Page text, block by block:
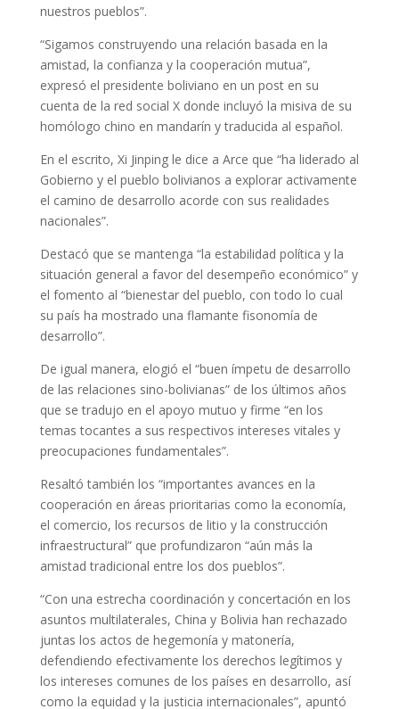
nuestros pueblos”.
“Sigamos construyendo una relación basada en la
amistad, la confianza y la cooperación mutua”,
expresó el presidente boliviano en un post en su
cuenta de la red social X donde incluyó la misiva de su
homólogo chino en mandarín y traducida al español.
En el escrito, Xi Jinping le dice a Arce que “ha liderado al
Gobierno y el pueblo bolivianos a explorar activamente
el camino de desarrollo acorde con sus realidades
nacionales”.
Destacó que se mantenga “la estabilidad política y la
situación general a favor del desempeño económico” y
el fomento al “bienestar del pueblo, con todo lo cual
su país ha mostrado una flamante fisonomía de
desarrollo”.
De igual manera, elogió el “buen ímpetu de desarrollo
de las relaciones sino-bolivianas” de los últimos años
que se tradujo en el apoyo mutuo y firme “en los
temas tocantes a sus respectivos intereses vitales y
preocupaciones fundamentales”.
Resaltó también los “importantes avances en la
cooperación en áreas prioritarias como la economía,
el comercio, los recursos de litio y la construcción
infraestructural” que profundizaron “aún más la
amistad tradicional entre los dos pueblos”.
“Con una estrecha coordinación y concertación en los
asuntos multilaterales, China y Bolivia han rechazado
juntas los actos de hegemonía y matonería,
defendiendo efectivamente los derechos legítimos y
los intereses comunes de los países en desarrollo, así
como la equidad y la justicia internacionales”, apuntó